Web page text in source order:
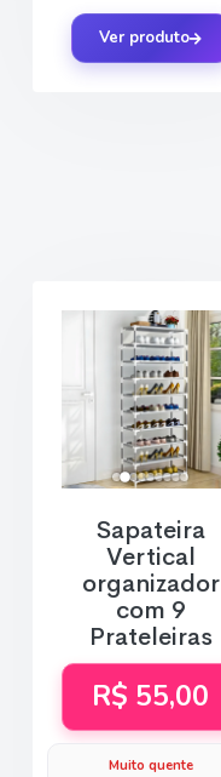
Ver produto
Sapateira
Vertical
organizador
com 9
Prateleiras
R$ 55,00
Muito quente